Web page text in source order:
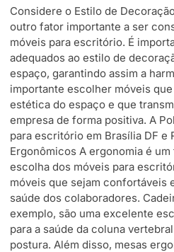
Considere o Estilo de
outro fator importante a ser
móveis para escritório. É
adequados ao estilo de
espaço, garantindo assim a
importante escolher móveis
estética do espaço e que
empresa de forma positiva. A
para escritório em Brasília DF e
Ergonômicos A ergonomia é
escolha dos móveis para
móveis que sejam confortáveis
saúde dos colaboradores.
exemplo, são uma excelente
para a saúde da coluna
postura. Além disso, mesas